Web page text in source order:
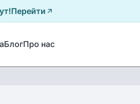
Перейти
БлогПро нас